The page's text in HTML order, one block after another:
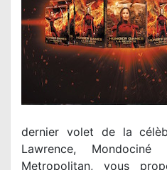
dernier volet de la
Lawrence,
Metropolitan, vous